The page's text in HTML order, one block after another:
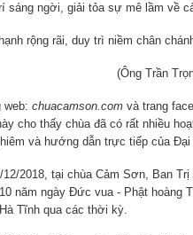
ngời, giải tỏa sự mê lầm về
rãi, duy trì niềm chân chánh
Trọng Khoái
web: chuacamson.comvà trang
cho thấy chùa đã có rất nhiều
và hướng dẫn trực tiếp của
12/2018, tại chùa Cảm Sơn, Ban
năm ngày Đức vua - Phật hoàng
Tĩnh qua các thời kỳ.